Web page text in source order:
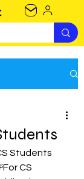
Students
CS